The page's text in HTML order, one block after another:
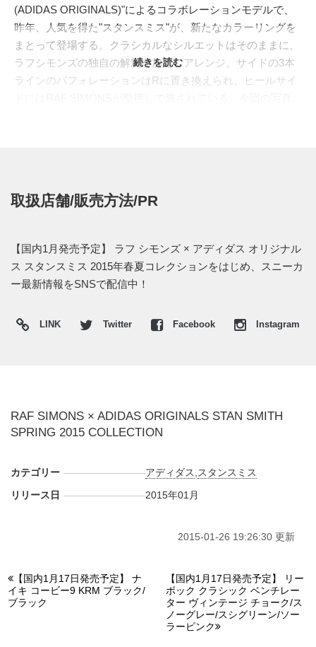
(ADIDAS ORIGINALS)"によるコラボレーションモデルで、
昨年、人気を得た"スタンスミス"が、新たなカラーリングを
まとって登場する。クラシカルなシルエットはそのままに、
ラフシモンズの独自の解釈を加えてアレンジ。サイドの3本
ラインのパフォレーションはRに置き換えられ、ヒールサイ
日本国内では2015年1月～2月にかけて、限られた店舗にて発
続きを読む
取扱店舗/販売方法/PR
【国内1月発売予定】 ラフ シモンズ × アディダス オリジナル
ス スタンスミス 2015年春夏コレクションをはじめ、スニーカ
ー最新情報をSNSで配信中！
LINK Twitter Facebook Instagram
RAF SIMONS × ADIDAS ORIGINALS STAN SMITH
SPRING 2015 COLLECTION
カテゴリー アディダス スタンスミス
リリース日
2015年01月
2015-01-26 19:26:30 更新
【国内1月17日発売予定】 ナ
イキ コービー9 KRM ブラック/
ブラック
【国内1月17日発売予定】 リー
ボック クラシック ベンチレー
ター ヴィンテージ チョーク/ス
ノーグレー/スシグリーン/ソー
ラーピンク